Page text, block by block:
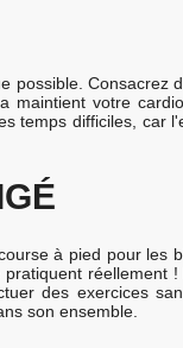
possible. Consacrez
maintient votre
temps difficiles, car
à pied pour les
réellement
des exercices
son ensemble.